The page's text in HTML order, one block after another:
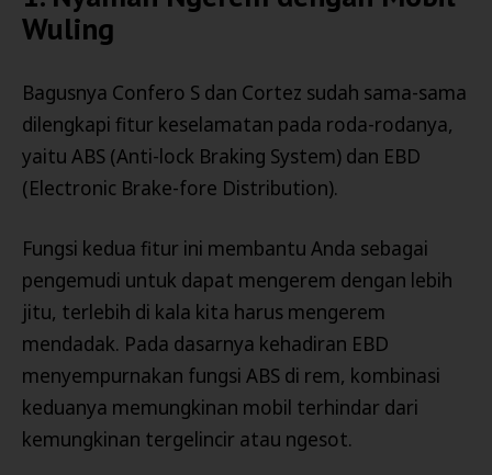
Wuling
Bagusnya Confero S dan Cortez sudah sama-sama
dilengkapi fitur keselamatan pada roda-rodanya,
yaitu ABS (Anti-lock Braking System) dan EBD
(Electronic Brake-fore Distribution).
Fungsi kedua fitur ini membantu Anda sebagai
pengemudi untuk dapat mengerem dengan lebih
jitu, terlebih di kala kita harus mengerem
mendadak. Pada dasarnya kehadiran EBD
menyempurnakan fungsi ABS di rem, kombinasi
keduanya memungkinan mobil terhindar dari
kemungkinan tergelincir atau ngesot.